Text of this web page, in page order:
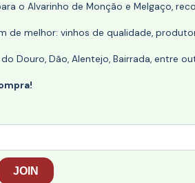
o Alvarinho de Monção e Melgaço,
melhor: vinhos de qualidade,
Douro, Dão, Alentejo, Bairrada, entre